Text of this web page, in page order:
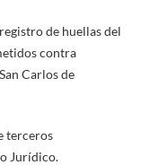
de huellas del
contra
Carlos de
terceros
Jurídico.